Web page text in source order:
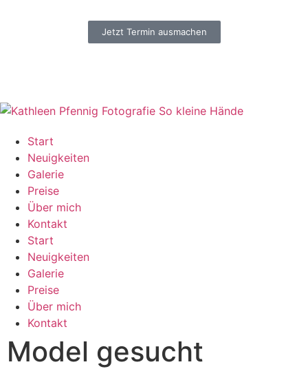
Jetzt Termin ausmachen
Start
Neuigkeiten
Galerie
Preise
Über mich
Kontakt
Start
Neuigkeiten
Galerie
Preise
Über mich
Kontakt
Model gesucht